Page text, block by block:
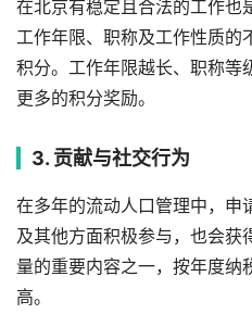
在北京有稳定且合法的工作也
工作年限、职称及工作性质的
积分。工作年限越长、职称等
更多的积分奖励。
3. 贡献与社交行为
在多年的流动人口管理中，申
及其他方面积极参与，也会获
量的重要内容之一，按年度纳
高。